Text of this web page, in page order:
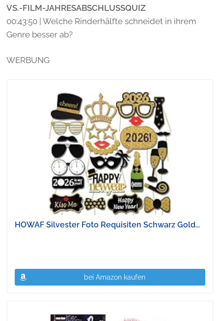
VS.-FILM-JAHRESABSCHLUSSQUIZ
00:43:50 | Welche Rinderhälfte schneidet in ihrem
Genre besser ab?
WERBUNG
HOWAF Silvester Foto Requisiten Schwarz Gold...
bei Amazon kaufen